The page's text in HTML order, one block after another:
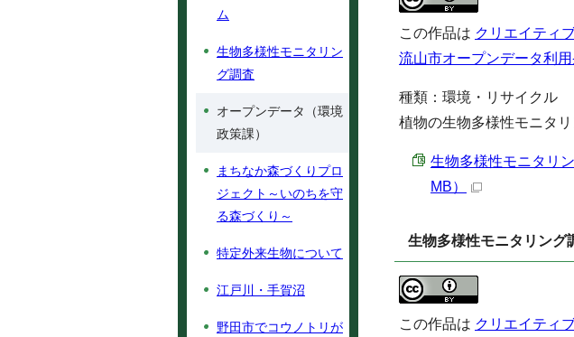
この作品は クリエイティ
流山市オープンデータ利
種類：環境・リサイクル
植物の生物多様性モニタ
生物多様性モニタリ
MB）
生物多様性モニタリング
この作品は クリエイティ
ム
生物多様性モニタリン
グ調査
オープンデータ（環境
政策課）
まちなか森づくりプロ
ジェクト～いのちを守
る森づくり～
特定外来生物について
江戸川・手賀沼
野田市でコウノトリが